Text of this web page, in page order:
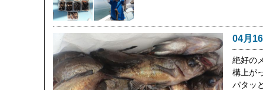
04月
絶好の
構上が
パタッ